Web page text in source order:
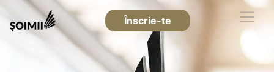
Înscrie-te